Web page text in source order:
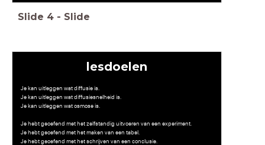
Slide 4 - Slide
lesdoelen
Je kan uitleggen wat diffusie is.
Je kan uitleggen wat diffusiesnelheid is.
Je kan uitleggen wat osmose is.
Je hebt geoefend met het zelfstandig uitvoeren van een experiment.
Je hebt geoefend met het maken van een tabel.
Je hebt geoefend met het schrijven van een conclusie.